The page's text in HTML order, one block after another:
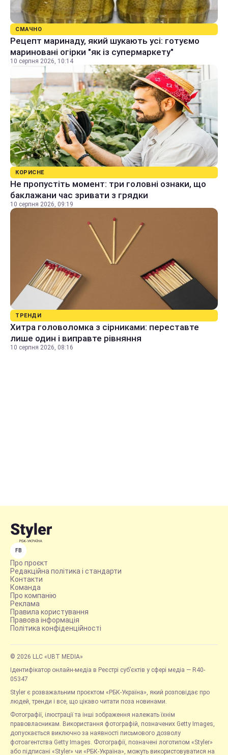
СМАЧНО
Рецепт маринаду, який шукають усі: готуємо
мариновані огірки "як із супермаркету"
10 серпня 2026, 10:14
КОРИСНЕ
Не пропустіть момент: три головні ознаки, що
баклажани час зривати з грядки
10 серпня 2026, 09:19
ТРЕНДИ
Хитра головоломка з сірниками: переставте
лише один і виправте рівняння
10 серпня 2026, 08:16
FB
Про проєкт
Редакційна політика і стандарти
Контакти
Команда
Про компанію
Реклама
Правила користування
Правова інформація
Політика конфіденційності
© 2026 LLC «UBT MEDIA»
Ідентифікатор онлайн-медіа в Реєстрі суб’єктів у сфері медіа — R40-
05347
Styler є розважальним проєктом «РБК-Україна», який розповідає про
людей, тренди і все, що цікаво читати поза новинами.
Фотографії, ілюстрації та інші зображення належать їхнім
правовласникам. Використання фотографій, позначених Getty Images,
допускається виключно за наявності письмового дозволу
фотоагентства Getty Images. Фотографії, позначені логотипом «Styler»
або підписані «Styler» чи «РБК-Україна», можуть використовуватися на